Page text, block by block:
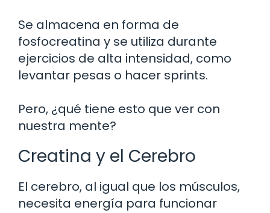
Se almacena en forma de
fosfocreatina y se utiliza durante
ejercicios de alta intensidad, como
levantar pesas o hacer sprints.
Pero, ¿qué tiene esto que ver con
nuestra mente?
Creatina y el Cerebro
El cerebro, al igual que los músculos,
necesita energía para funcionar